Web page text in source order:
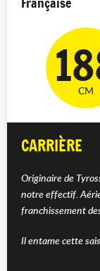
CM
CARRIÈRE
Originaire de
notre effectif.
franchissement
Il entame cette